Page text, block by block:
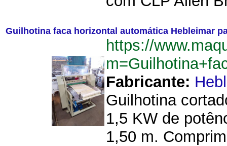
Guilhotina faca horizontal automática Hebleimar
https://
Fabricante:
Guilhotina
1,5 KW de
1,50 m.